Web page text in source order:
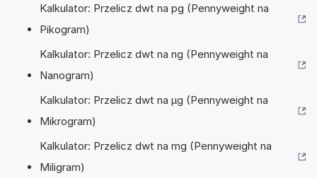
Kalkulator: Przelicz dwt na pg (Pennyweight na
Pikogram)
Kalkulator: Przelicz dwt na ng (Pennyweight na
Nanogram)
Kalkulator: Przelicz dwt na µg (Pennyweight na
Mikrogram)
Kalkulator: Przelicz dwt na mg (Pennyweight na
Miligram)